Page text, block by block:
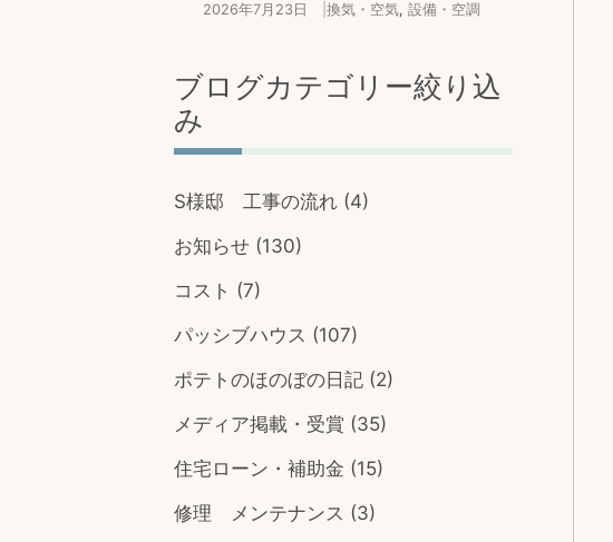
2026年7月23日 換気・空気, 設備・空調
ブログカテゴリー絞り込
み
S様邸 工事の流れ (4)
お知らせ (130)
コスト (7)
パッシブハウス (107)
ポテトのほのぼの日記 (2)
メディア掲載・受賞 (35)
住宅ローン・補助金 (15)
修理 メンテナンス (3)